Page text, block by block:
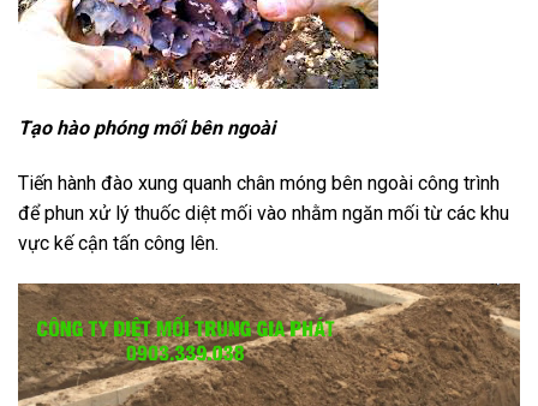
Tạo hào phóng mối bên ngoài
Tiến hành đào xung quanh chân móng bên ngoài công trình
để phun xử lý thuốc diệt mối vào nhằm ngăn mối từ các khu
vực kế cận tấn công lên.